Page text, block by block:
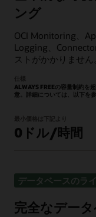
ング
OCI Monitoring、
Logging、
ストがかかりません。
仕様
ALWAYS FREEの容量制約を
意。詳細については、以下を
最小価格は下記より
0ドル/時間
データベースのラ
完全なデー